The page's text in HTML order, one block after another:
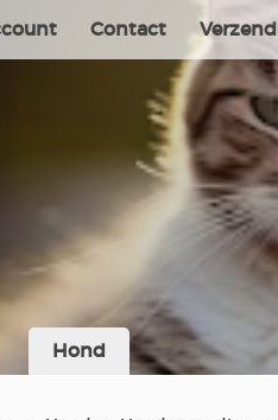
Contact
Hond